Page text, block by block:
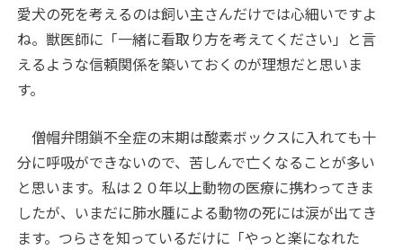
愛犬の死を考えるのは飼い主さんだけでは心細いですよ
ね。獣医師に「一緒に看取り方を考えてください」と言
えるような信頼関係を築いておくのが理想だと思いま
す。
僧帽弁閉鎖不全症の末期は酸素ボックスに入れても十
分に呼吸ができないので、苦しんで亡くなることが多い
と思います。私は２０年以上動物の医療に携わってきま
したが、いまだに肺水腫による動物の死には涙が出てき
ます。つらさを知っているだけに「やっと楽になれた